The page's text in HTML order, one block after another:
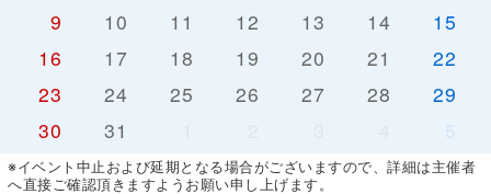
9
10 11 12 13 14
15
16
17 18 19 20 21
22
23
24 25 26 27 28
29
30
31 5
※イベント中止および延期となる場合がございますので、詳細は主催者
へ直接ご確認頂きますようお願い申し上げます。